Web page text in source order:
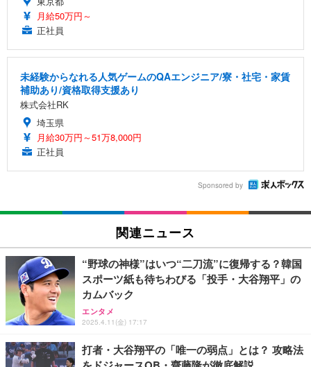
月給50万円～
正社員
未経験からなれる人気ゲームのQAエンジニア/寮・社宅・家賃
補助あり/資格取得支援あり
株式会社RK
埼玉県
月給30万円～51万8,000円
正社員
Sponsored by
関連ニュース
“野球の神様”はいつ“二刀流”に復帰する？韓国
スポーツ紙も待ちわびる「投手・大谷翔平」の
カムバック
エンタメ
2025.4.11(金) 17:17
打者・大谷翔平の「唯一の弱点」とは？ 攻略法